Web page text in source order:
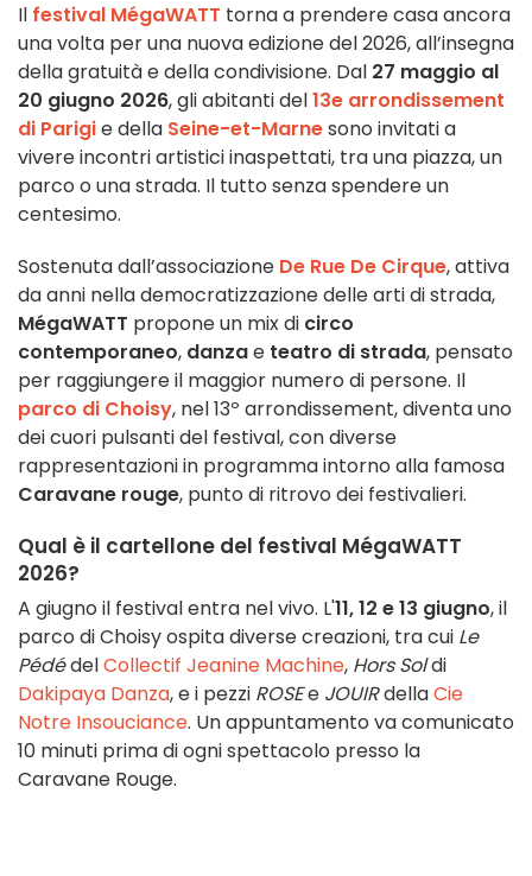
Il festival MégaWATT torna a prendere casa ancora
una volta per una nuova edizione del 2026, all’insegna
della gratuità e della condivisione. Dal 27 maggio al
20 giugno 2026, gli abitanti del13e arrondissement
di Parigie della Seine-et-Marnesono invitati a
vivere incontri artistici inaspettati, tra una piazza, un
parco o una strada. Il tutto senza spendere un
centesimo.
Sostenuta dall’associazione De Rue De Cirque, attiva
da anni nella democratizzazione delle arti di strada,
MégaWATT propone un mix di circo
contemporaneo, danzae teatro di strada, pensato
per raggiungere il maggior numero di persone. Il
parco di Choisy, nel 13º arrondissement, diventa uno
dei cuori pulsanti del festival, con diverse
rappresentazioni in programma intorno alla famosa
Caravane rouge, punto di ritrovo dei festivalieri.
Qual è il cartellone del festival MégaWATT
2026?
A giugno il festival entra nel vivo. L'11, 12 e 13 giugno, il
parco di Choisy ospita diverse creazioni, tra cui Le
PédédelCollectif Jeanine Machine, Hors Soldi
Dakipaya Danza, e i pezzi ROSEe JOUIRdellaCie
Notre Insouciance. Un appuntamento va comunicato
10 minuti prima di ogni spettacolo presso la
Caravane Rouge.